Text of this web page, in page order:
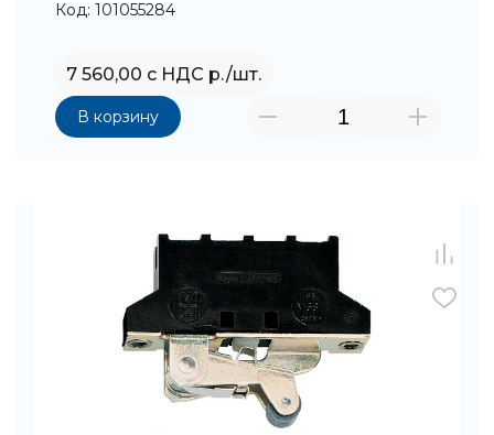
Код: 101055284
7 560,00 с НДС р./шт.
В корзину